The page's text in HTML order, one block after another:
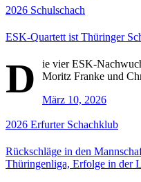
2026 Schulschach
ESK-Quartett ist Thüringer
D
ie vier ESK-
Moritz Franke und
März 10, 2026
2026 Erfurter Schachklub
Rückschläge in den
Thüringenliga, Erfolge in der